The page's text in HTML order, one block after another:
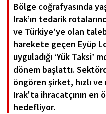
Bölge coğrafyasında
Irak’ın tedarik
ve Türkiye’ye olan
harekete geçen Eyüp
uyguladığı ‘Yük
dönem başlattı.
öngören şirket, hızlı
Irak'ta ihracatçının en
hedefliyor.